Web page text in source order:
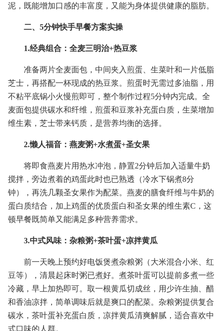
泥，既能增加口感的丰富度，又能为身体提供健康的脂肪。
二、5分钟快手早餐方案实操
1.经典组合：全麦三明治+热豆浆
准备两片全麦面包，中间夹入煎蛋、生菜叶和一片低脂
芝士，再搭配一杯现成的热豆浆。煎蛋时无需过多油脂，用
不粘平底锅小火慢煎即可，整个制作过程5分钟内完成。全
麦面包提供碳水和纤维，煎蛋和豆浆补充蛋白质，生菜增加
维生素，芝士带来钙质，是营养均衡的选择。
2.懒人福音：燕麦粥+水煮蛋+圣女果
将即食燕麦片用热水冲泡，静置2分钟后加入适量牛奶
搅拌，旁边煮着的鸡蛋此时也已熟透（冷水下锅煮8分
钟），再洗几颗圣女果作为配菜。燕麦的膳食纤维与牛奶的
蛋白质结合，加上鸡蛋的优质蛋白和圣女果的维生素C，这
顿早餐既简单又能满足多种营养需求。
3.中式风味：杂粮粥+茶叶蛋+凉拌黄瓜
前一天晚上预约好电饭煲煮杂粮粥（大米混合小米、红
豆等），清晨起床时粥已煮好。煮茶叶蛋可以提前多煮一些
冷藏，早上加热即可。取一根黄瓜切成丝，用少许生抽、醋
和香油凉拌，简单调味后就是爽口的配菜。杂粮粥提供复合
碳水，茶叶蛋补充蛋白质，凉拌黄瓜清爽解腻，适合喜欢中
式口味的人群。